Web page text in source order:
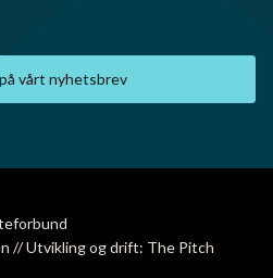
vårt nyhetsbrev
// Utvikling og drift: The Pitch